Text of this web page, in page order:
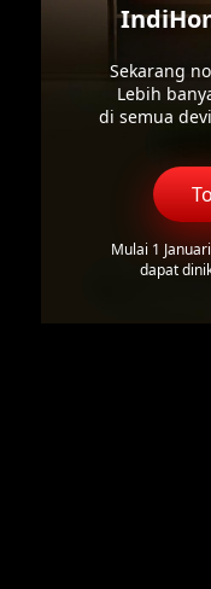
Sekarang
Lebih
di semua
Mulai 1
dapat